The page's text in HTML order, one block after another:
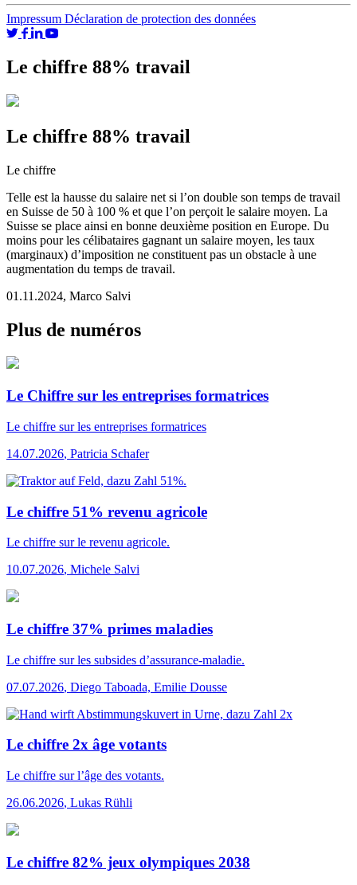
Impressum Déclaration de protection des données
Le chiffre 88% travail
Le chiffre 88% travail
Le chiffre
Telle est la hausse du salaire net si l’on double son temps de travail
en Suisse de 50 à 100 % et que l’on perçoit le salaire moyen. La
Suisse se place ainsi en bonne deuxième position en Europe. Du
moins pour les célibataires gagnant un salaire moyen, les taux
(marginaux) d’imposition ne constituent pas un obstacle à une
augmentation du temps de travail.
01.11.2024, Marco Salvi
Plus de numéros
Le Chiffre sur les entreprises formatrices
Le chiffre sur les entreprises formatrices
14.07.2026, Patricia Schafer
Le chiffre 51% revenu agricole
Le chiffre sur le revenu agricole.
10.07.2026, Michele Salvi
Le chiffre 37% primes maladies
Le chiffre sur les subsides d’assurance-maladie.
07.07.2026, Diego Taboada, Emilie Dousse
Le chiffre 2x âge votants
Le chiffre sur l’âge des votants.
26.06.2026, Lukas Rühli
Le chiffre 82% jeux olympiques 2038